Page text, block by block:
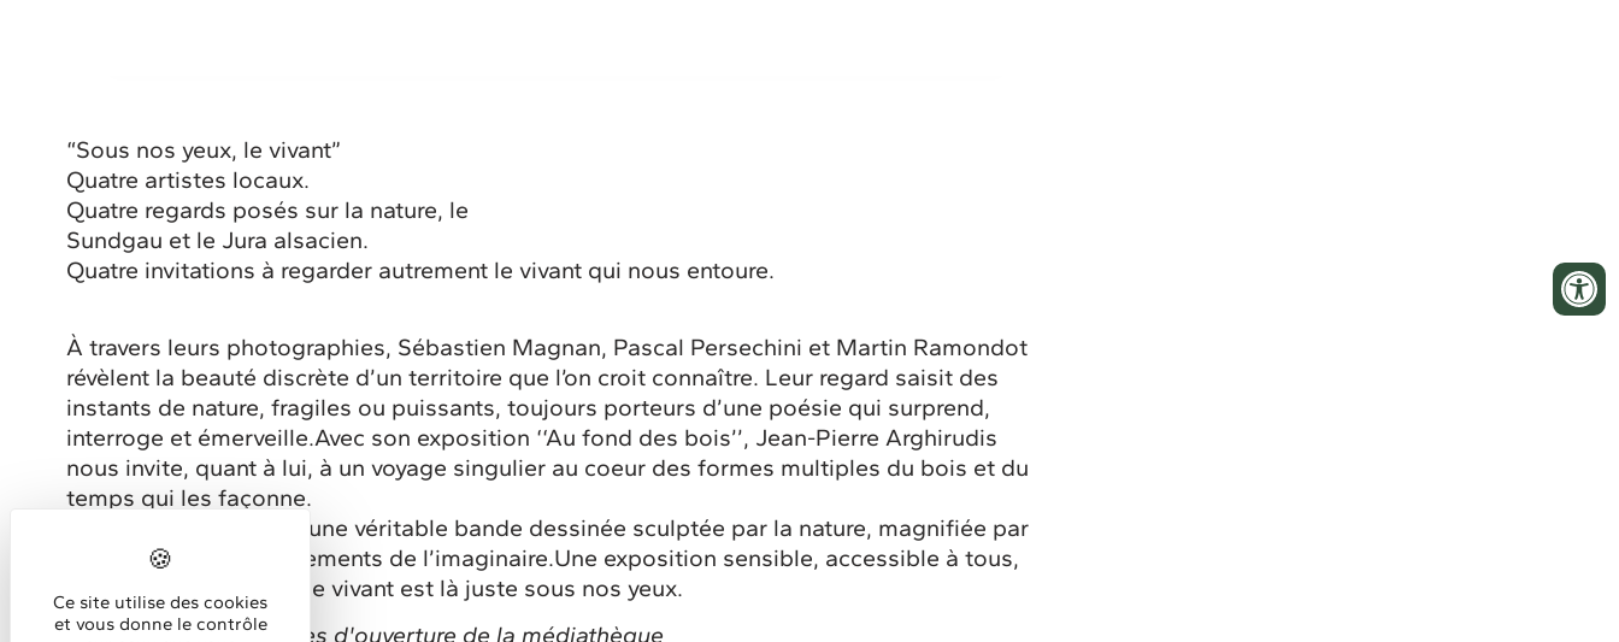
“Sous nos yeux, le vivant”
Quatre artistes locaux.
Quatre regards posés sur la nature, le
Sundgau et le Jura alsacien.
Quatre invitations à regarder autrement le vivant qui nous entoure.
À travers leurs photographies, Sébastien Magnan, Pascal Persechini et Martin Ramondot
révèlent la beauté discrète d’un territoire que l’on croit connaître. Leur regard saisit des
instants de nature, fragiles ou puissants, toujours porteurs d’une poésie qui surprend,
interroge et émerveille.Avec son exposition ‘‘Au fond des bois’’, Jean-Pierre Arghirudis
nous invite, quant à lui, à un voyage singulier au coeur des formes multiples du bois et du
temps qui les façonne.
Ses oeuvres évoquent une véritable bande dessinée sculptée par la nature, magnifiée par
les couleurs et les ornements de l’imaginaire.Une exposition sensible, accessible à tous,
qui nous rappelle que le vivant est là juste sous nos yeux.
Accès libre, aux horaires d'ouverture de la médiathèque
Ce site utilise des cookies
et vous donne le contrôle